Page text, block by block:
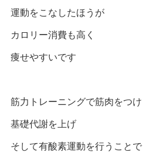
運動をこなしたほうが
カロリー消費も高く
痩せやすいです
筋力トレーニングで筋肉をつけ
基礎代謝を上げ
そして有酸素運動を行うことで